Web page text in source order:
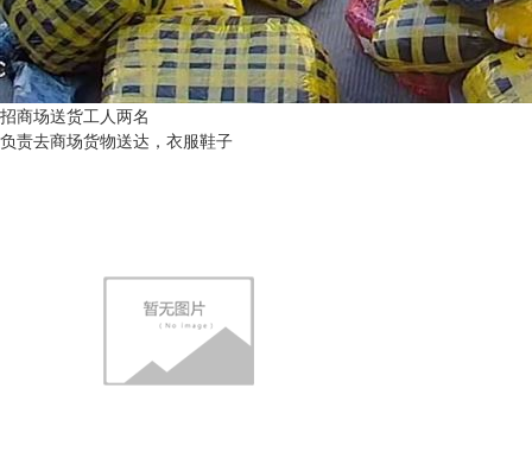
招商场送货工人两名
负责去商场货物送达，衣服鞋子